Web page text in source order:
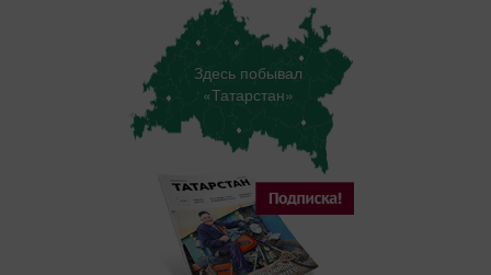
Здесь побывал
«Татарстан»